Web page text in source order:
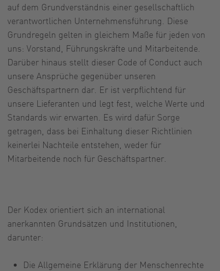
auf dem Grundverständnis einer gesellschaftlich
verantwortlichen Unternehmensführung. Diese
Grundregeln gelten in gleichem Maße für jeden von
uns: Vorstand, Führungskräfte und Mitarbeitende.
Darüber hinaus stellt dieser Code of Conduct auch
unsere Ansprüche gegenüber unseren
Geschäftspartnern dar. Er ist verpflichtend für
unsere Lieferanten und legt fest, welche Werte und
Standards wir erwarten. Es wird dafür Sorge
getragen, dass bei Einhaltung dieser Richtlinien
keinerlei Nachteile entstehen, weder für
Mitarbeitende noch für Geschäftspartner.
Der Kodex orientiert sich an international
anerkannten Grundsätzen und Institutionen,
darunter:
Die Allgemeine Erklärung der Menschenrechte